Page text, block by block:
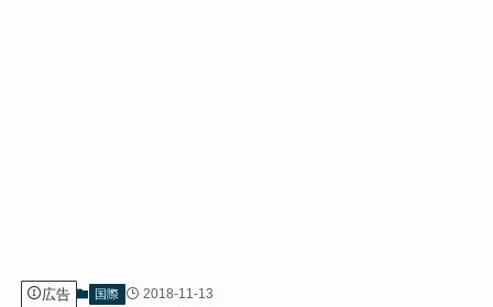
広告 国際 2018-11-13